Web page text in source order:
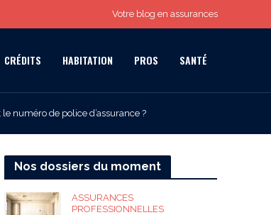
Votre blog en assurances
CRÉDITS HABITATION PROS SANTÉ
le numéro de police d’assurance ?
Nos dossiers du moment
ASSURANCES
PROFESSIONNELLES